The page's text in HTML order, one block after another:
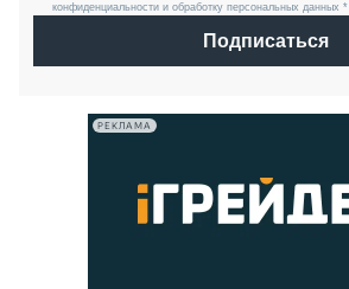
конфиденциальности и обработку персональных данных *
Подписаться
РЕКЛАМА